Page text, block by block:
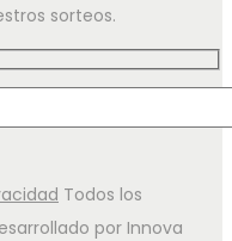
sorteos.
Todos los
por Innova